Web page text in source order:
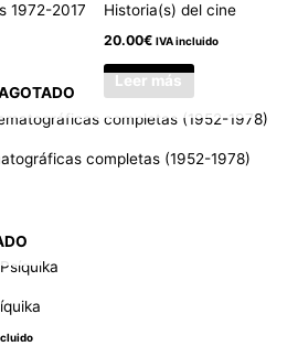
1972-2017 Historia(s) del cine
20.00€ IVA incluido
Leer más
completas (1952-1978)